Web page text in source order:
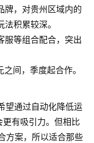
牌，对贵州区域内的
积累较深。
服等组合配合，突出
间，季度起合作。
望通过自动化降低运
有吸引力。但相比
方案，所以适合那些